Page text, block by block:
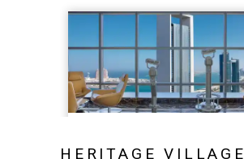
HERITAGE VILLAGE